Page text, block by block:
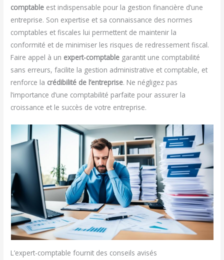
comptable est indispensable pour la gestion financière d’une
entreprise. Son expertise et sa connaissance des normes
comptables et fiscales lui permettent de maintenir la
conformité et de minimiser les risques de redressement fiscal.
Faire appel à un expert-comptable garantit une comptabilité
sans erreurs, facilite la gestion administrative et comptable, et
renforce la crédibilité de l’entreprise. Ne négligez pas
l’importance d’une comptabilité parfaite pour assurer la
croissance et le succès de votre entreprise.
L’expert-comptable fournit des conseils avisés